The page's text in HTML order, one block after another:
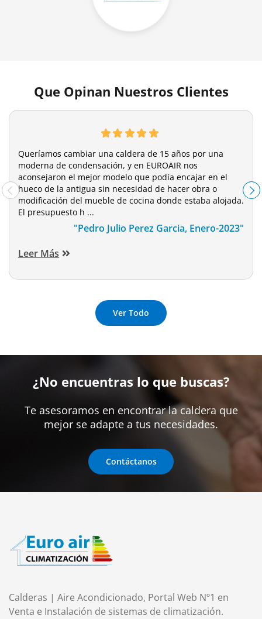
Que Opinan Nuestros Clientes
Queríamos cambiar una caldera de 15 años por una
moderna de condensación, y en EUROAIR nos
aconsejaron el mejor modelo que podía encajar en el
hueco de la antigua sin necesidad de hacer obra o
modificación del mueble de cocina donde estaba alojada.
El presupuesto h ...
"Pedro Julio Perez Garcia, Enero-2023"
Leer Más
Ver Todo
¿No encuentras lo que buscas?
Te asesoramos en encontrar la caldera que
mejor se adapte a tus necesidades.
Contáctanos
Calderas | Aire Acondicionado, Portal Web Nº1 en
Venta e Instalación de sistemas de climatización.